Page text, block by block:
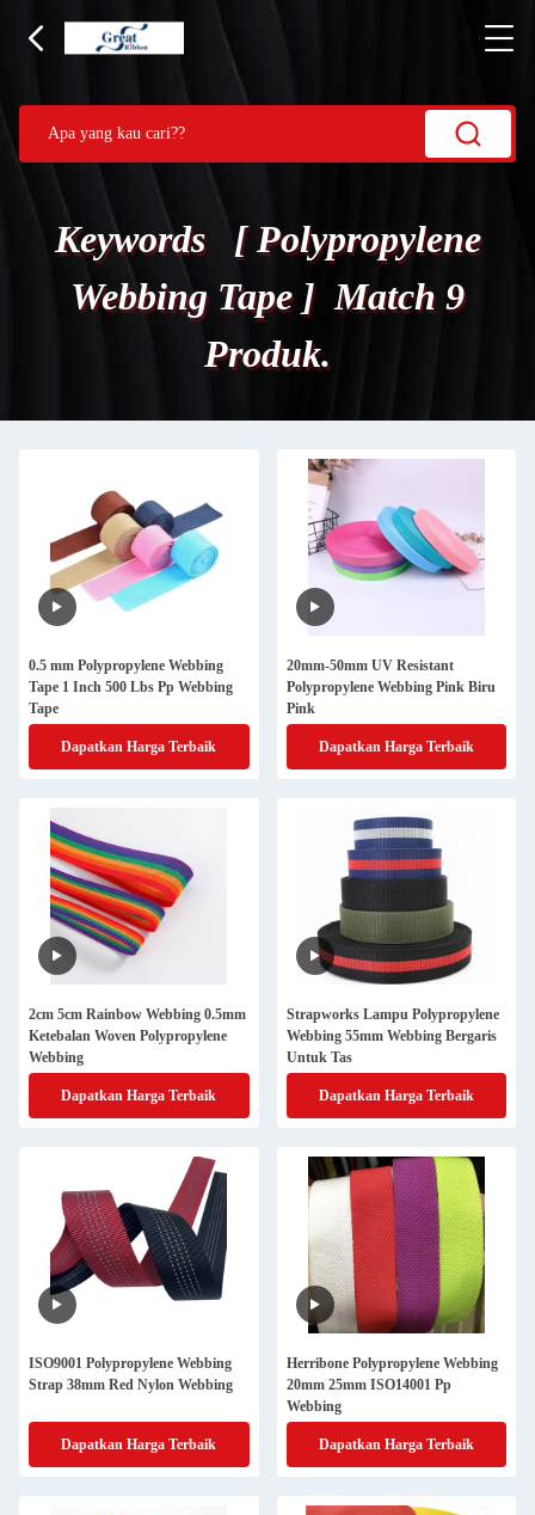
Keywords [ Polypropylene
Webbing Tape ] Match 9
Produk.
0.5 mm Polypropylene Webbing
Tape 1 Inch 500 Lbs Pp Webbing
Tape
Dapatkan Harga Terbaik
20mm-50mm UV Resistant
Polypropylene Webbing Pink Biru
Pink
Dapatkan Harga Terbaik
2cm 5cm Rainbow Webbing 0.5mm
Ketebalan Woven Polypropylene
Webbing
Dapatkan Harga Terbaik
Strapworks Lampu Polypropylene
Webbing 55mm Webbing Bergaris
Untuk Tas
Dapatkan Harga Terbaik
ISO9001 Polypropylene Webbing
Strap 38mm Red Nylon Webbing
Dapatkan Harga Terbaik
Herribone Polypropylene Webbing
20mm 25mm ISO14001 Pp
Webbing
Dapatkan Harga Terbaik